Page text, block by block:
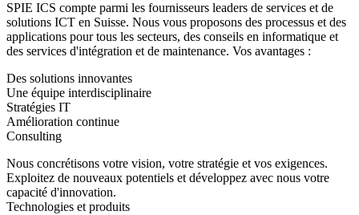
SPIE ICS compte parmi les fournisseurs leaders de services et de
solutions ICT en Suisse. Nous vous proposons des processus et des
applications pour tous les secteurs, des conseils en informatique et
des services d'intégration et de maintenance. Vos avantages :
Des solutions innovantes
Une équipe interdisciplinaire
Stratégies IT
Amélioration continue
Consulting
Nous concrétisons votre vision, votre stratégie et vos exigences.
Exploitez de nouveaux potentiels et développez avec nous votre
capacité d'innovation.
Technologies et produits